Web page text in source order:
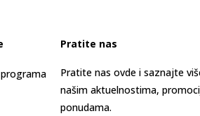
Pratite nas
Pratite nas ovde i saznajte
našim aktuelnostima,
ponudama.